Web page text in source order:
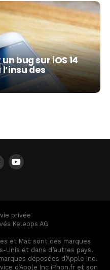
bug sur iOS 14
des
privée
Keleops AG
et Mac sont des marques
Unis et dans d’autres pays.
déposées d’Apple Inc.
d’Apple Inc iPhon.fr et son